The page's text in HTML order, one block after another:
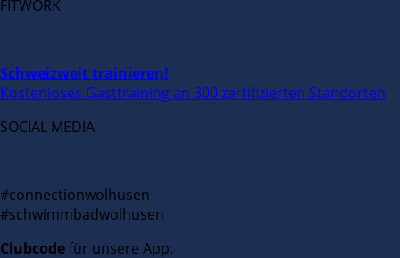
FITWORK
Schweizweit trainieren!
Kostenloses Gasttraining an 300 zertifizierten Standorten
SOCIAL MEDIA
#connectionwolhusen
#schwimmbadwolhusen
Clubcodefür unsere App: